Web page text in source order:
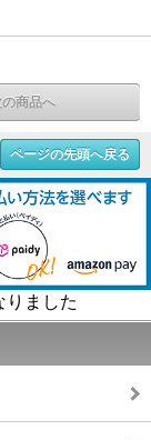
の商品へ
ページの先頭へ戻る
りました